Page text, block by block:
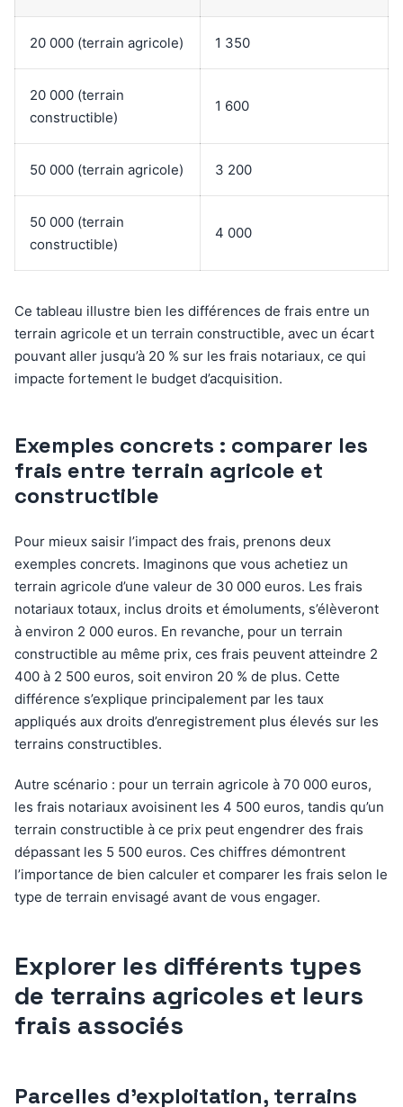
20 000 (terrain agricole) 1 350
20 000 (terrain
constructible)
1 600
50 000 (terrain agricole) 3 200
50 000 (terrain
constructible)
4 000
Ce tableau illustre bien les différences de frais entre un
terrain agricole et un terrain constructible, avec un écart
pouvant aller jusqu’à 20 % sur les frais notariaux, ce qui
impacte fortement le budget d’acquisition.
Exemples concrets : comparer les
frais entre terrain agricole et
constructible
Pour mieux saisir l’impact des frais, prenons deux
exemples concrets. Imaginons que vous achetiez un
terrain agricole d’une valeur de 30 000 euros. Les frais
notariaux totaux, inclus droits et émoluments, s’élèveront
à environ 2 000 euros. En revanche, pour un terrain
constructible au même prix, ces frais peuvent atteindre 2
400 à 2 500 euros, soit environ 20 % de plus. Cette
différence s’explique principalement par les taux
appliqués aux droits d’enregistrement plus élevés sur les
terrains constructibles.
Autre scénario : pour un terrain agricole à 70 000 euros,
les frais notariaux avoisinent les 4 500 euros, tandis qu’un
terrain constructible à ce prix peut engendrer des frais
dépassant les 5 500 euros. Ces chiffres démontrent
l’importance de bien calculer et comparer les frais selon le
type de terrain envisagé avant de vous engager.
Explorer les différents types
de terrains agricoles et leurs
frais associés
Parcelles d’exploitation, terrains